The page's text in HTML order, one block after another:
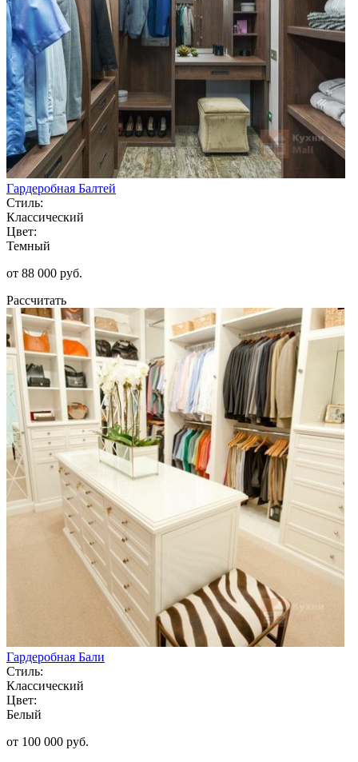
Гардеробная Балтей
Стиль:
Классический
Цвет:
Темный
от 88 000 руб.
Рассчитать
Гардеробная Бали
Стиль:
Классический
Цвет:
Белый
от 100 000 руб.